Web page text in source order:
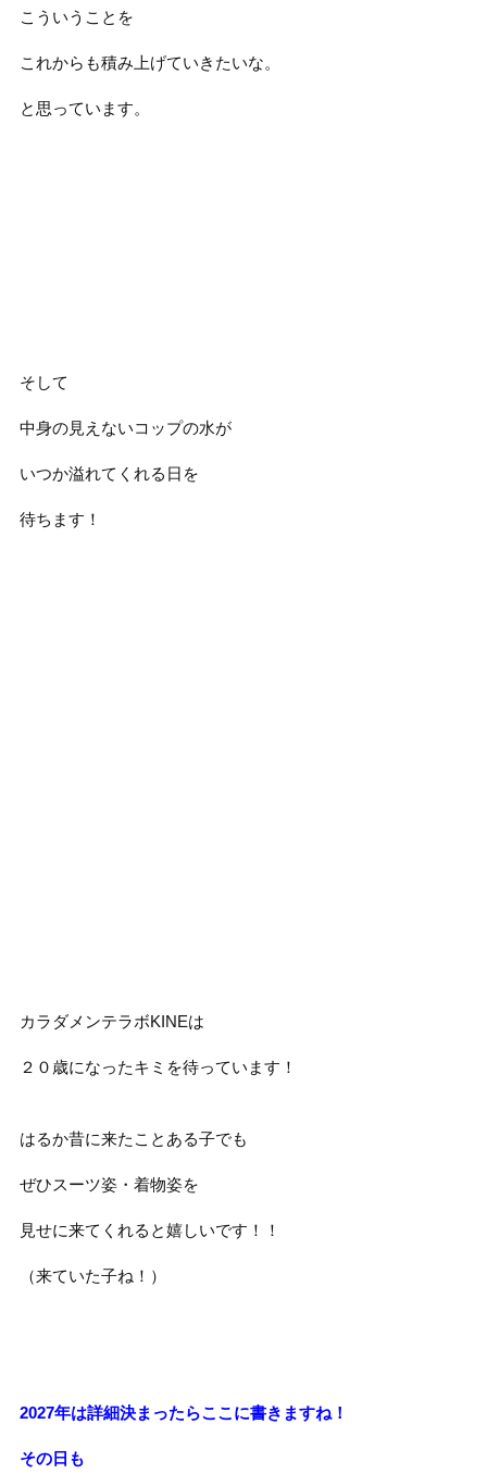
こういうことを
これからも積み上げていきたいな。
と思っています。
そして
中身の見えないコップの水が
いつか溢れてくれる日を
待ちます！
カラダメンテラボKINEは
２０歳になったキミを待っています！
はるか昔に来たことある子でも
ぜひスーツ姿・着物姿を
見せに来てくれると嬉しいです！！
（来ていた子ね！）
2027年は詳細決まったらここに書きますね！
その日も